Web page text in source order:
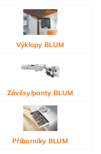
Výklopy BLUM
Závěsy/panty BLUM
Příborníky BLUM